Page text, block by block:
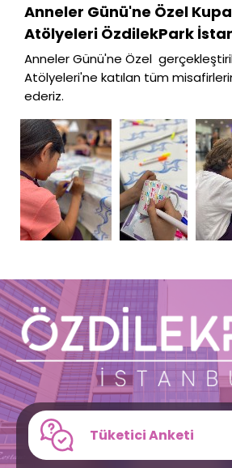
Anneler Günü'ne Özel
Atölyeleri ÖzdilekPark
Anneler Günü'ne Özel
Atölyeleri'ne katılan tüm
ederiz.
Tüketici Anketi